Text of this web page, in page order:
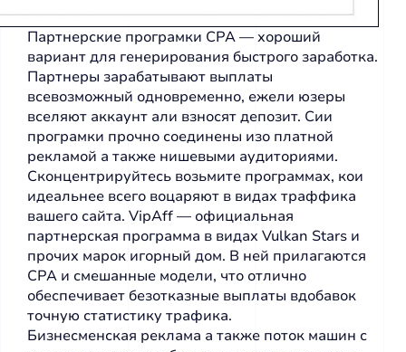
Партнерские програмки CPA — хороший
вариант для генерирования быстрого заработка.
Партнеры зарабатывают выплаты
всевозможный одновременно, ежели юзеры
вселяют аккаунт али взносят депозит. Сии
програмки прочно соединены изо платной
рекламой а также нишевыми аудиториями.
Сконцентрируйтесь возьмите программах, кои
идеальнее всего воцаряют в видах траффика
вашего сайта. VipAff — официальная
партнерская программа в видах Vulkan Stars и
прочих марок игорный дом. В ней прилагаются
CPA и смешанные модели, что отлично
обеспечивает безотказные выплаты вдобавок
точную статистику трафика.
Бизнесменская реклама а также поток машин с